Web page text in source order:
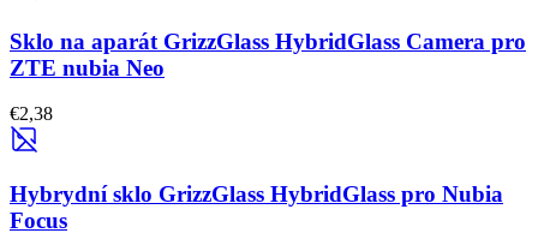
Sklo na aparát GrizzGlass HybridGlass Camera pro
ZTE nubia Neo
€2,38
Hybrydní sklo GrizzGlass HybridGlass pro Nubia
Focus